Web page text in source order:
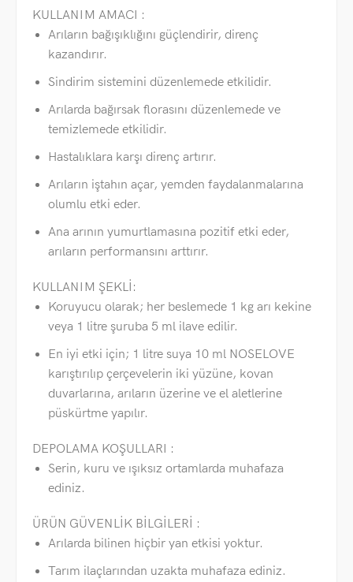
KULLANIM AMACI :
Arıların bağışıklığını güçlendirir, direnç
kazandırır.
Sindirim sistemini düzenlemede etkilidir.
Arılarda bağırsak florasını düzenlemede ve
temizlemede etkilidir.
Hastalıklara karşı direnç artırır.
Arıların iştahın açar, yemden faydalanmalarına
olumlu etki eder.
Ana arının yumurtlamasına pozitif etki eder,
arıların performansını arttırır.
KULLANIM ŞEKLİ:
Koruyucu olarak; her beslemede 1 kg arı kekine
veya 1 litre şuruba 5 ml ilave edilir.
En iyi etki için; 1 litre suya 10 ml NOSELOVE
karıştırılıp çerçevelerin iki yüzüne, kovan
duvarlarına, arıların üzerine ve el aletlerine
püskürtme yapılır.
DEPOLAMA KOŞULLARI :
Serin, kuru ve ışıksız ortamlarda muhafaza
ediniz.
ÜRÜN GÜVENLİK BİLGİLERİ :
Arılarda bilinen hiçbir yan etkisi yoktur.
Tarım ilaçlarından uzakta muhafaza ediniz.